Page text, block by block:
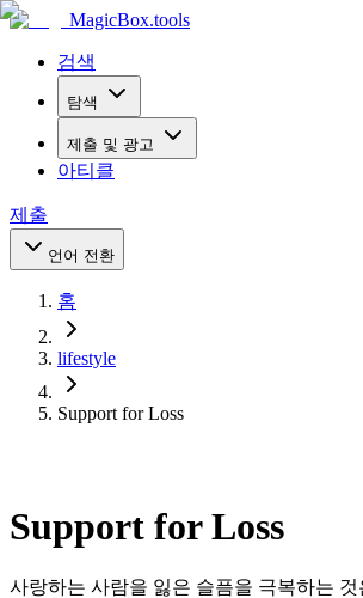
MagicBox.tools
검색
탐색
제출 및 광고
아티클
제출
언어 전환
홈
lifestyle
Support for Loss
Support for Loss
사랑하는 사람을 잃은 슬픔을 극복하는